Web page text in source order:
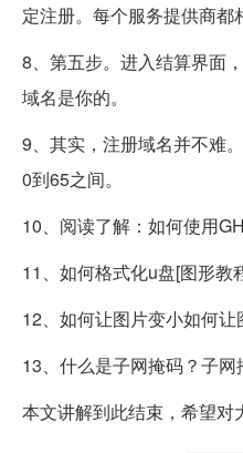
定注册。每个服务提供商都
8、第五步。进入结算界面
域名是你的。
9、其实，注册域名并不难
0到65之间。
10、阅读了解：如何使用
11、如何格式化u盘[图形教
12、如何让图片变小如何让
13、什么是子网掩码？子
本文讲解到此结束，希望对